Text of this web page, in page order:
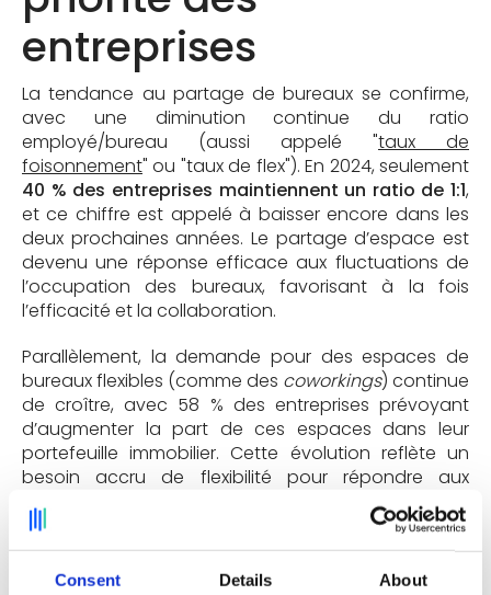
Consent Details About
entreprises
La tendance au partage de bureaux se confirme,
avec une diminution continue du ratio
employé/bureau (aussi appelé "taux de
foisonnement" ou "taux de flex"). En 2024, seulement
40 % des entreprises maintiennent un ratio de 1:1,
et ce chiffre est appelé à baisser encore dans les
deux prochaines années. Le partage d’espace est
devenu une réponse efficace aux fluctuations de
l’occupation des bureaux, favorisant à la fois
l’efficacité et la collaboration.
Parallèlement, la demande pour des espaces de
bureaux flexibles (comme des coworkings) continue
de croître, avec 58 % des entreprises prévoyant
d’augmenter la part de ces espaces dans leur
portefeuille immobilier. Cette évolution reflète un
besoin accru de flexibilité pour répondre aux
incertitudes économiques et aux nouvelles
dynamiques de travail.